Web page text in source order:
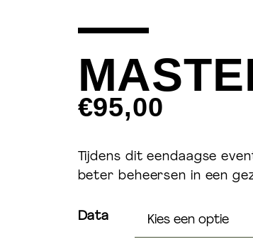
€95,00
Tijdens dit eendaagse
beter beheersen in een
Data